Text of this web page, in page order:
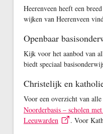
Heerenveen heeft een
wijken van Heerenveen
Openbaar
Kijk voor het aanbod van
biedt speciaal
Christelijk en
Voor een overzicht van
Noorderbasis – scholen
Leeuwarden
. Voor